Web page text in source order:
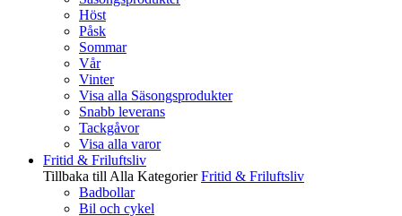
Höst
Påsk
Sommar
Vår
Vinter
Visa alla Säsongsprodukter
Snabb leverans
Tackgåvor
Visa alla varor
Fritid & Friluftsliv
Tillbaka till Alla Kategorier Fritid & Friluftsliv
Badbollar
Bil och cykel